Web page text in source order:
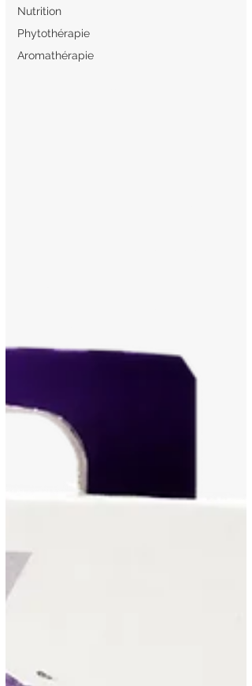
Nutrition
Phytothérapie
Aromathérapie